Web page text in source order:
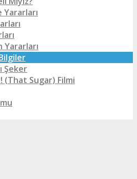
Yararları
Şeker
(That Sugar) Filmi